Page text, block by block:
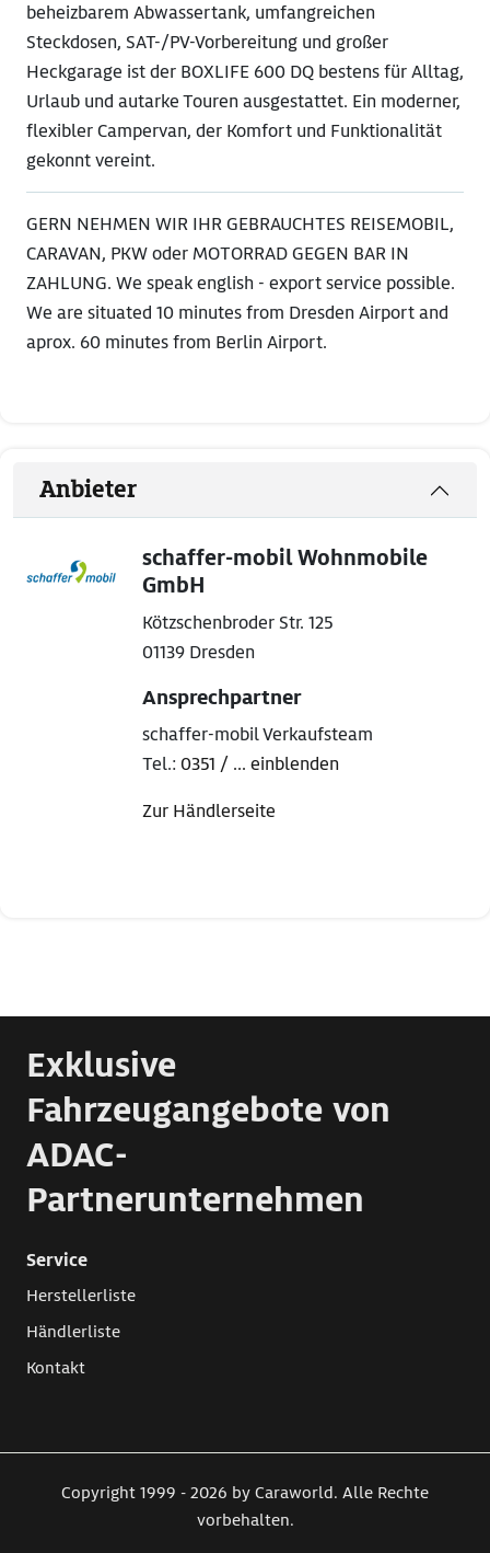
beheizbarem Abwassertank, umfangreichen
Steckdosen, SAT-/PV-Vorbereitung und großer
Heckgarage ist der BOXLIFE 600 DQ bestens für Alltag,
Urlaub und autarke Touren ausgestattet. Ein moderner,
flexibler Campervan, der Komfort und Funktionalität
gekonnt vereint.
GERN NEHMEN WIR IHR GEBRAUCHTES REISEMOBIL,
CARAVAN, PKW oder MOTORRAD GEGEN BAR IN
ZAHLUNG. We speak english - export service possible.
We are situated 10 minutes from Dresden Airport and
aprox. 60 minutes from Berlin Airport.
Anbieter
schaffer-mobil Wohnmobile
GmbH
Kötzschenbroder Str. 125
01139 Dresden
Ansprechpartner
schaffer-mobil Verkaufsteam
Tel.: 0351 / ... einblenden
Zur Händlerseite
Exklusive
Fahrzeugangebote von
ADAC-
Partnerunternehmen
Service
Herstellerliste
Händlerliste
Kontakt
Copyright 1999 - 2026 by Caraworld. Alle Rechte
vorbehalten.